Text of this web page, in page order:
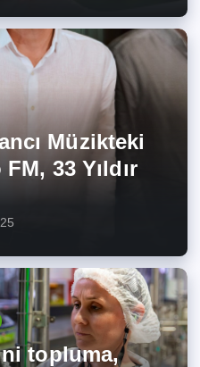
Müzikteki
33 Yıldır
topluma,